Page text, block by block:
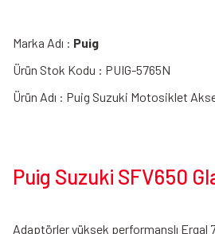
Marka Adı : Puig
Ürün Stok Kodu : PUIG-5765N
Ürün Adı : Puig Suzuki Motosiklet
Puig Suzuki SFV650
Adaptörler yüksek performanslı